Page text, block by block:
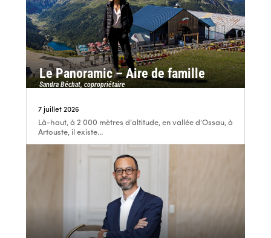
Le Panoramic – Aire de famille
Sandra Béchat, copropriétaire
7 juillet 2026
Là-haut, à 2 000 mètres d’altitude, en vallée d’Ossau, à
Artouste, il existe...